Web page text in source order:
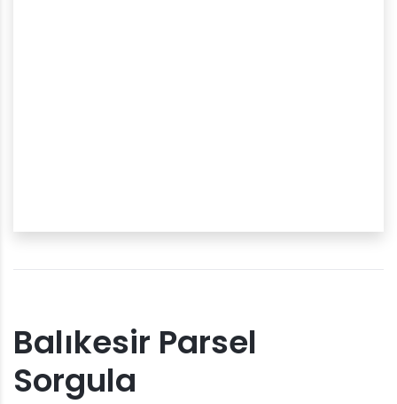
Balıkesir Parsel
Sorgula